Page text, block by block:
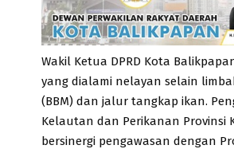
Wakil Ketua DPRD Kota
yang dialami nelayan selain
(BBM) dan jalur tangkap ikan.
Kelautan dan Perikanan Provinsi
bersinergi pengawasan dengan